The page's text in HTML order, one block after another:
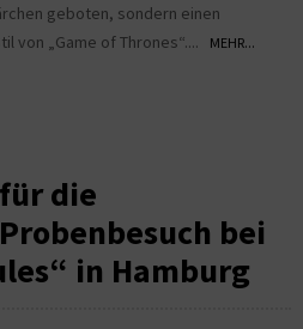
geboten, sondern einen
von „Game of Thrones“....
MEHR...
die
bei
in Hamburg